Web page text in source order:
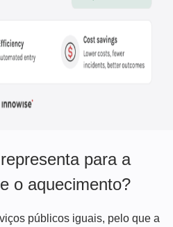
para a
o aquecimento?
públicos iguais, pelo que a